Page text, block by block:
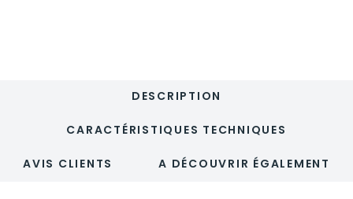
DESCRIPTION
CARACTÉRISTIQUES TECHNIQUES
AVIS CLIENTS A DÉCOUVRIR ÉGALEMENT